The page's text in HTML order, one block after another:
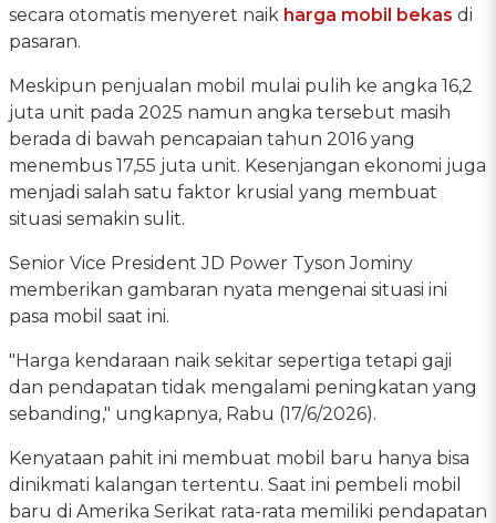
secara otomatis menyeret naik harga mobil bekas di
pasaran.
Meskipun penjualan mobil mulai pulih ke angka 16,2
juta unit pada 2025 namun angka tersebut masih
berada di bawah pencapaian tahun 2016 yang
menembus 17,55 juta unit. Kesenjangan ekonomi juga
menjadi salah satu faktor krusial yang membuat
situasi semakin sulit.
Senior Vice President JD Power Tyson Jominy
memberikan gambaran nyata mengenai situasi ini
pasa mobil saat ini.
"Harga kendaraan naik sekitar sepertiga tetapi gaji
dan pendapatan tidak mengalami peningkatan yang
sebanding," ungkapnya, Rabu (17/6/2026).
Kenyataan pahit ini membuat mobil baru hanya bisa
dinikmati kalangan tertentu. Saat ini pembeli mobil
baru di Amerika Serikat rata-rata memiliki pendapatan